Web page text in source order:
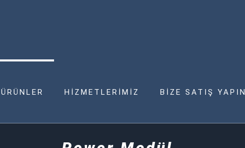
ÜRÜNLER HİZMETLERİMİZ BİZE SATIŞ YAPIN